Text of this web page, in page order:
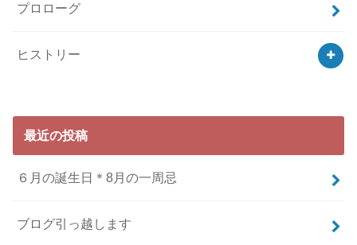
プロローグ
ヒストリー
最近の投稿
６月の誕生日＊8月の一周忌
ブログ引っ越します